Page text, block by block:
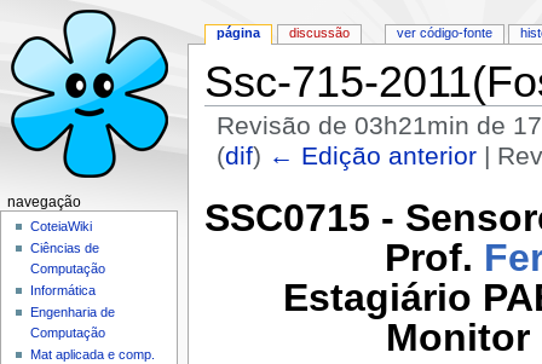
Ssc-715-
Revisão de 03h21min de
(dif) ← Edição anterior |
SSC0715 -
Prof.
Estagiário
Monitor
página discussão ver código-fonte
navegação
CoteiaWiki
Ciências de
Computação
Informática
Engenharia de
Computação
Mat aplicada e comp.